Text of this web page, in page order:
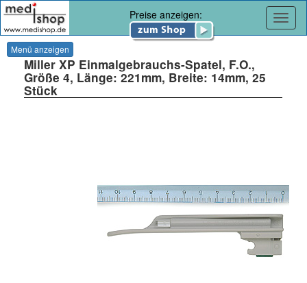
Preise anzeigen:
Menü anzeigen
Miller XP Einmalgebrauchs-Spatel, F.O.,
Größe 4, Länge: 221mm, Breite: 14mm, 25
Stück